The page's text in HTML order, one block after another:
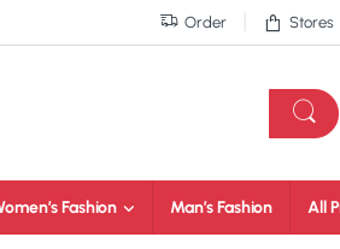
Order Stores
Fashion Man’s Fashion All